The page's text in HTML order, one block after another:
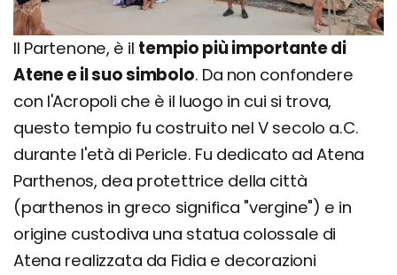
Il Partenone, è il tempio più importante di
Atene e il suo simbolo. Da non confondere
con l'Acropoli che è il luogo in cui si trova,
questo tempio fu costruito nel V secolo a.C.
durante l'età di Pericle. Fu dedicato ad Atena
Parthenos, dea protettrice della città
(parthenos in greco significa "vergine") e in
origine custodiva una statua colossale di
Atena realizzata da Fidia e decorazioni